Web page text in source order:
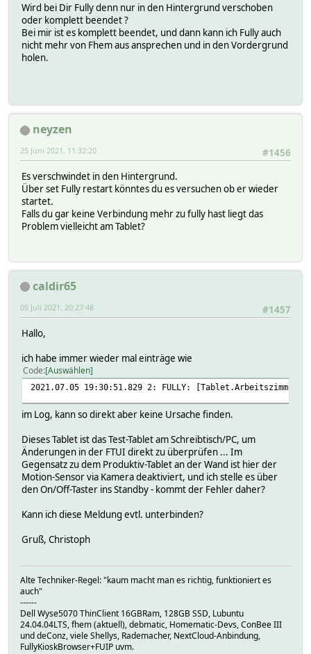
Wird bei Dir Fully denn nur in den Hintergrund verschoben
oder komplett beendet ?
Bei mir ist es komplett beendet, und dann kann ich Fully auch
nicht mehr von Fhem aus ansprechen und in den Vordergrund
holen.
neyzen
#1456
25 Juni 2021, 11:32:20
Es verschwindet in den Hintergrund.
Über set Fully restart könntes du es versuchen ob er wieder
startet.
Falls du gar keine Verbindung mehr zu fully hast liegt das
Problem vielleicht am Tablet?
caldir65
#1457
05 Juli 2021, 20:27:48
Hallo,
ich habe immer wieder mal einträge wie
Code Auswählen
2021.07.05 19:30:51.829 2: FULLY: [Tablet.Arbeitszimmer]
im Log, kann so direkt aber keine Ursache finden.
Dieses Tablet ist das Test-Tablet am Schreibtisch/PC, um
Änderungen in der FTUI direkt zu überprüfen ... Im
Gegensatz zu dem Produktiv-Tablet an der Wand ist hier der
Motion-Sensor via Kamera deaktiviert, und ich stelle es über
den On/Off-Taster ins Standby - kommt der Fehler daher?
Kann ich diese Meldung evtl. unterbinden?
Gruß, Christoph
Alte Techniker-Regel: "kaum macht man es richtig, funktioniert es
auch"
------
Dell Wyse5070 ThinClient 16GBRam, 128GB SSD, Lubuntu
24.04.04LTS, fhem (aktuell), debmatic, Homematic-Devs, ConBee III
und deConz, viele Shellys, Rademacher, NextCloud-Anbindung,
FullyKioskBrowser+FUIP uvm.